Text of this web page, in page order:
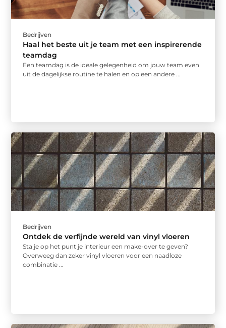
Bedrijven
Haal het beste uit je team met een inspirerende
teamdag
Een teamdag is de ideale gelegenheid om jouw team even
uit de dagelijkse routine te halen en op een andere ...
Bedrijven
Ontdek de verfijnde wereld van vinyl vloeren
Sta je op het punt je interieur een make-over te geven?
Overweeg dan zeker vinyl vloeren voor een naadloze
combinatie ...